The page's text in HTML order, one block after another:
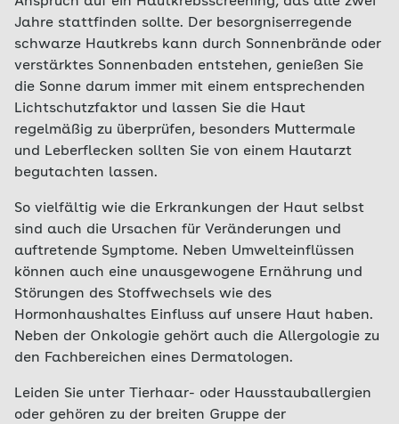
Jahre stattfinden sollte. Der besorgniserregende
schwarze Hautkrebs kann durch Sonnenbrände oder
verstärktes Sonnenbaden entstehen, genießen Sie
die Sonne darum immer mit einem entsprechenden
Lichtschutzfaktor und lassen Sie die Haut
regelmäßig zu überprüfen, besonders Muttermale
und Leberflecken sollten Sie von einem Hautarzt
begutachten lassen.
So vielfältig wie die Erkrankungen der Haut selbst
sind auch die Ursachen für Veränderungen und
auftretende Symptome. Neben Umwelteinflüssen
können auch eine unausgewogene Ernährung und
Störungen des Stoffwechsels wie des
Hormonhaushaltes Einfluss auf unsere Haut haben.
Neben der Onkologie gehört auch die Allergologie zu
den Fachbereichen eines Dermatologen.
Leiden Sie unter Tierhaar- oder Hausstauballergien
oder gehören zu der breiten Gruppe der